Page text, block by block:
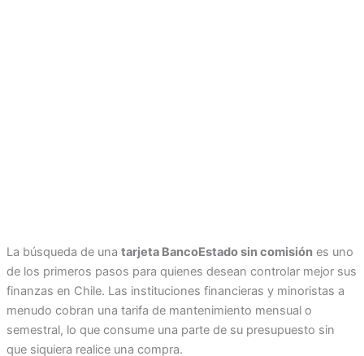
La búsqueda de una tarjeta BancoEstado sin comisiónes uno
de los primeros pasos para quienes desean controlar mejor sus
finanzas en Chile. Las instituciones financieras y minoristas a
menudo cobran una tarifa de mantenimiento mensual o
semestral, lo que consume una parte de su presupuesto sin
que siquiera realice una compra.